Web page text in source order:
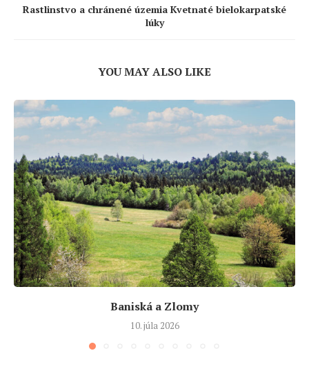
Rastlinstvo a chránené územia Kvetnaté bielokarpatské
lúky
YOU MAY ALSO LIKE
Baniská a Zlomy
10. júla 2026